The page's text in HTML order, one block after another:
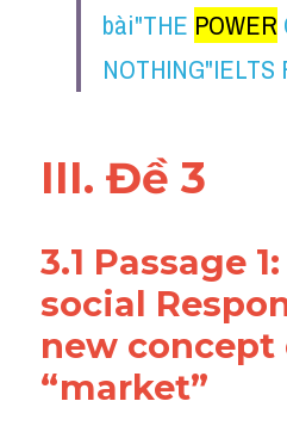
bài"THE POWER
NOTHING"IELTS
III. Đề 3
3.1 Passage
social
new concept
“market”